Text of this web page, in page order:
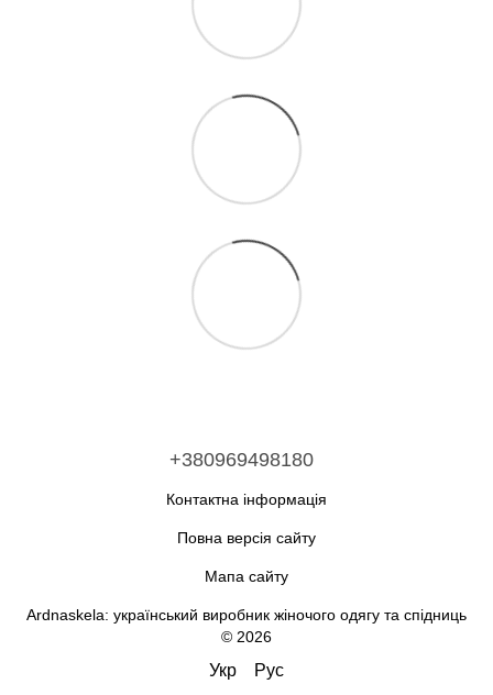
+380969498180
Контактна інформація
Повна версія сайту
Мапа сайту
Ardnaskela: український виробник жіночого одягу та спідниць
© 2026
Укр Рус